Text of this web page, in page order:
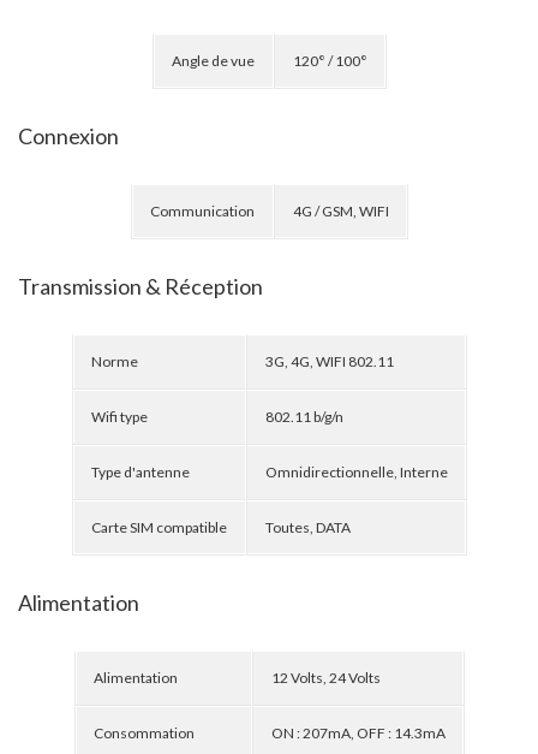
Angle de vue 120° / 100°
Connexion
Communication 4G / GSM, WIFI
Transmission & Réception
Norme 3G, 4G, WIFI 802.11
Wifi type 802.11 b/g/n
Type d'antenne Omnidirectionnelle, Interne
Carte SIM compatible Toutes, DATA
Alimentation
Alimentation 12 Volts, 24 Volts
Consommation ON : 207mA, OFF : 14.3mA